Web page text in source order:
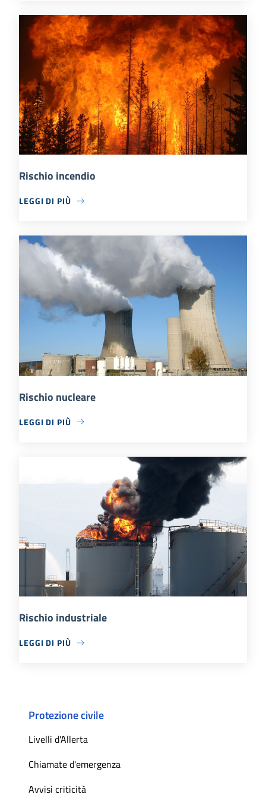
Rischio incendio
LEGGI DI PIÙ
Rischio nucleare
LEGGI DI PIÙ
Rischio industriale
LEGGI DI PIÙ
Protezione civile
Livelli d'Allerta
Chiamate d'emergenza
Avvisi criticità